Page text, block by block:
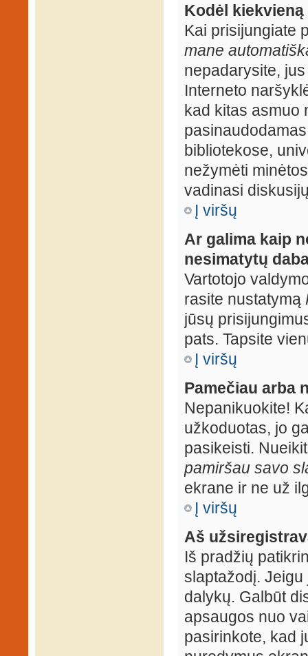
Kodėl
Kai prisijungiate
mane
nepadarysite,
Interneto
kad kitas asmuo
bibliotekose,
nežymėti
vadinasi
Į viršų
Ar galima kaip
nesimatytų
Vartotojo
rasite nustatymą
jūsų
pats. Tapsite
Į viršų
Pamečiau arba
Nepanikuokite!
užkoduotas, jo
pasikeisti.
pamiršau savo
ekrane ir ne už
Į viršų
Aš
Iš pradžių
slaptažodį.
dalykų. Galbūt
apsaugos nuo
pasirinkote, kad